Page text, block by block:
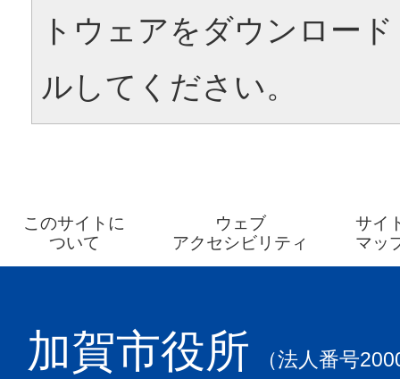
トウェアをダウンロー
ルしてください。
このサイトに
ついて
ウェブ
アクセシビリティ
サイ
マッ
加賀市役所 （法人番号